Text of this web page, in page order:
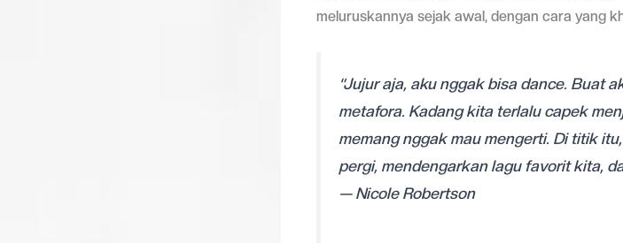
meluruskannya sejak awal, dengan cara yang
“Jujur aja, aku nggak bisa dance. Buat
metafora. Kadang kita terlalu capek
memang nggak mau mengerti. Di titik
pergi, mendengarkan lagu favorit kita,
— Nicole Robertson